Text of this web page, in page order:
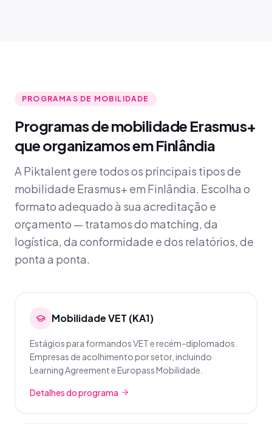
PROGRAMAS DE MOBILIDADE
Programas de mobilidade Erasmus+
que organizamos em Finlândia
A Piktalent gere todos os principais tipos de
mobilidade Erasmus+ em Finlândia. Escolha o
formato adequado à sua acreditação e
orçamento — tratamos do matching, da
logística, da conformidade e dos relatórios, de
ponta a ponta.
Mobilidade VET (KA1)
Estágios para formandos VET e recém-diplomados.
Empresas de acolhimento por setor, incluindo
Learning Agreement e Europass Mobilidade.
Detalhes do programa